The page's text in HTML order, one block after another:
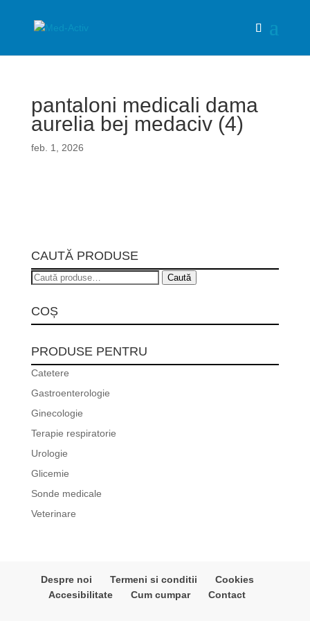
pantaloni medicali dama
aurelia bej medaciv (4)
feb. 1, 2026
CAUTĂ PRODUSE
Caută
Caută
COȘ
PRODUSE PENTRU
Catetere
Gastroenterologie
Ginecologie
Terapie respiratorie
Urologie
Glicemie
Sonde medicale
Veterinare
Despre noi Termeni si conditii
Cookies
Accesibilitate
Cum cumpar Contact